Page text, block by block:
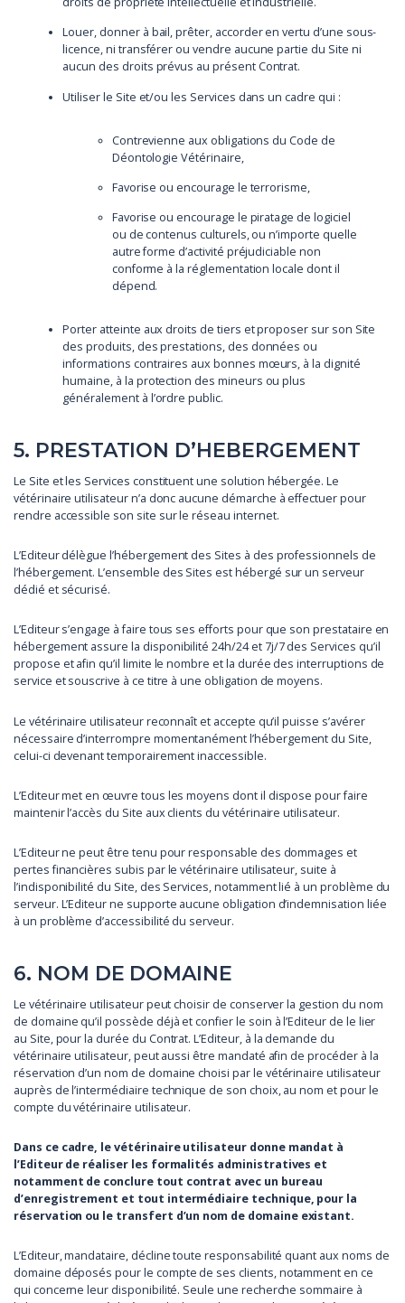
Louer, donner à bail, prêter, accorder en vertu d’une sous-
licence, ni transférer ou vendre aucune partie du Site ni
aucun des droits prévus au présent Contrat.
Utiliser le Site et/ou les Services dans un cadre qui :
Contrevienne aux obligations du Code de
Déontologie Vétérinaire,
Favorise ou encourage le terrorisme,
Favorise ou encourage le piratage de logiciel
ou de contenus culturels, ou n’importe quelle
autre forme d’activité préjudiciable non
conforme à la réglementation locale dont il
dépend.
Porter atteinte aux droits de tiers et proposer sur son Site
des produits, des prestations, des données ou
informations contraires aux bonnes mœurs, à la dignité
humaine, à la protection des mineurs ou plus
généralement à l’ordre public.
5. PRESTATION D’HEBERGEMENT
Le Site et les Services constituent une solution hébergée. Le
vétérinaire utilisateur n’a donc aucune démarche à effectuer pour
rendre accessible son site sur le réseau internet.
L’Editeur délègue l’hébergement des Sites à des professionnels de
l’hébergement. L’ensemble des Sites est hébergé sur un serveur
dédié et sécurisé.
L’Editeur s’engage à faire tous ses efforts pour que son prestataire en
hébergement assure la disponibilité 24h/24 et 7j/7 des Services qu’il
propose et afin qu’il limite le nombre et la durée des interruptions de
service et souscrive à ce titre à une obligation de moyens.
Le vétérinaire utilisateur reconnaît et accepte qu’il puisse s’avérer
nécessaire d’interrompre momentanément l’hébergement du Site,
celui-ci devenant temporairement inaccessible.
L’Editeur met en œuvre tous les moyens dont il dispose pour faire
maintenir l’accès du Site aux clients du vétérinaire utilisateur.
L’Editeur ne peut être tenu pour responsable des dommages et
pertes financières subis par le vétérinaire utilisateur, suite à
l’indisponibilité du Site, des Services, notamment lié à un problème du
serveur. L’Editeur ne supporte aucune obligation d’indemnisation liée
à un problème d’accessibilité du serveur.
6. NOM DE DOMAINE
Le vétérinaire utilisateur peut choisir de conserver la gestion du nom
de domaine qu’il possède déjà et confier le soin à l’Editeur de le lier
au Site, pour la durée du Contrat. L’Editeur, à la demande du
vétérinaire utilisateur, peut aussi être mandaté afin de procéder à la
réservation d’un nom de domaine choisi par le vétérinaire utilisateur
auprès de l’intermédiaire technique de son choix, au nom et pour le
compte du vétérinaire utilisateur.
Dans ce cadre, le vétérinaire utilisateur donne mandat à
l’Editeur de réaliser les formalités administratives et
notamment de conclure tout contrat avec un bureau
d’enregistrement et tout intermédiaire technique, pour la
réservation ou le transfert d’un nom de domaine existant.
L’Editeur, mandataire, décline toute responsabilité quant aux noms de
domaine déposés pour le compte de ses clients, notamment en ce
qui concerne leur disponibilité. Seule une recherche sommaire à